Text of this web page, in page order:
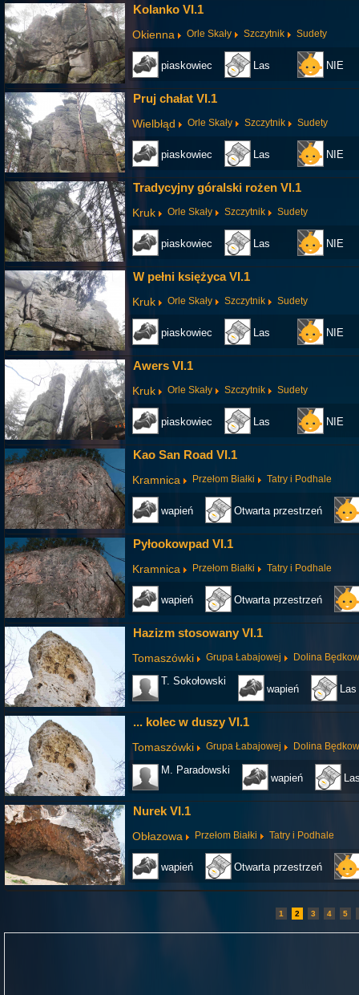
Kolanko VI.1
Okienna Orle Skały Szczytnik Sudety
piaskowiec Las NIE
Pruj chałat VI.1
Wielbłąd Orle Skały Szczytnik Sudety
piaskowiec Las NIE
Tradycyjny góralski rożen VI.1
Kruk Orle Skały Szczytnik Sudety
piaskowiec Las NIE
W pełni księżyca VI.1
Kruk Orle Skały Szczytnik Sudety
piaskowiec Las NIE
Awers VI.1
Kruk Orle Skały Szczytnik Sudety
piaskowiec Las NIE
Kao San Road VI.1
Kramnica Przełom Białki Tatry i Podhale
wapień Otwarta przestrzeń
Pyłookowpad VI.1
Kramnica Przełom Białki Tatry i Podhale
wapień Otwarta przestrzeń
Hazizm stosowany VI.1
Tomaszówki Grupa Łabajowej Dolina
T. Sokołowski
wapień Las
... kolec w duszy VI.1
Tomaszówki Grupa Łabajowej Dolina
M. Paradowski
wapień
Nurek VI.1
Obłazowa Przełom Białki Tatry i Podhale
wapień Otwarta przestrzeń
1 2 3 4 5